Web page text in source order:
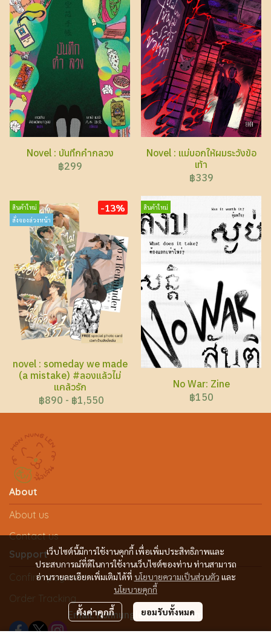
Novel : บันทึกคำกลวง
฿299
Novel : แม่บอกให้ผมระวังข้อ
เท้า
฿339
สินค้าใหม่
สั่งจองล่วงหน้า
-13%
novel : someday we made
(a mistake) #ลองแล้วไม่
แคล้วรัก
฿890 - ฿1,550
สินค้าใหม่
No War: Zine
฿150
เว็บไซต์นี้มีการใช้งานคุกกี้ เพื่อเพิ่มประสิทธิภาพและ
ประสบการณ์ที่ดีในการใช้งานเว็บไซต์ของท่าน ท่านสามารถ
อ่านรายละเอียดเพิ่มเติมได้ที่ นโยบายความเป็นส่วนตัว และ
นโยบายคุกกี้
ตั้งค่าคุกกี้ ยอมรับทั้งหมด
About
About us
Contact us
Support
Confirm payment
Order Tracking
Email: honnunglen@gmail.com